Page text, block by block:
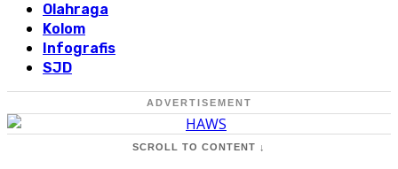
Olahraga
Kolom
Infografis
SJD
ADVERTISEMENT
SCROLL TO CONTENT ↓